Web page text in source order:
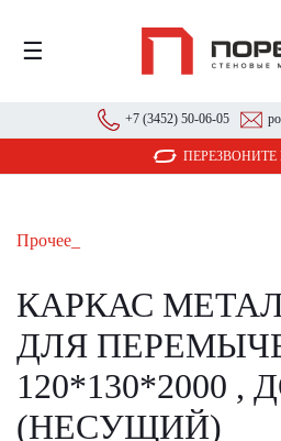
☰
+7 (3452) 50-06-05
Прочее_
КАРКАС
ДЛЯ
120*130*2000 ,
(НЕСУЩИЙ)